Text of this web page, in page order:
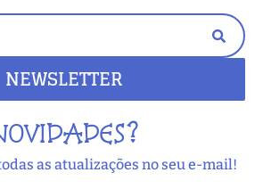
NEWSLETTER
as atualizações no seu e-mail!